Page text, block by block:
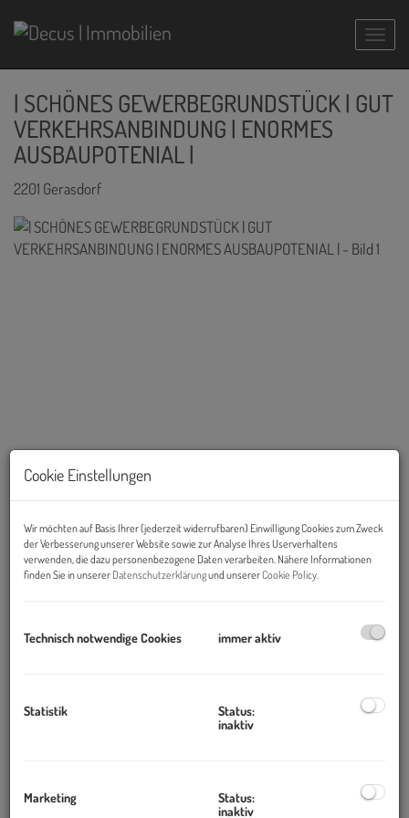
| SCHÖNES GEWERBEGRUNDSTÜCK | GUT
VERKEHRSANBINDUNG | ENORMES
AUSBAUPOTENIAL |
2201 Gerasdorf
Gewerbegrundstück mit Bürogebäude – 1.000 m² in 2203
Zum Verkauf steht ein gewerblich gewidmetes Grundstück mit
Cookie Einstellungen
Wir möchten auf Basis Ihrer (jederzeit widerrufbaren) Einwilligung Cookies zum Zweck
der Verbesserung unserer Website sowie zur Analyse Ihres Userverhaltens
verwenden, die dazu personenbezogene Daten verarbeiten. Nähere Informationen
finden Sie in unserer Datenschutzerklärungund unsererCookie Policy
Technisch notwendige Cookies immer aktiv
Statistik
Status:
inaktiv
Marketing
Status:
inaktiv